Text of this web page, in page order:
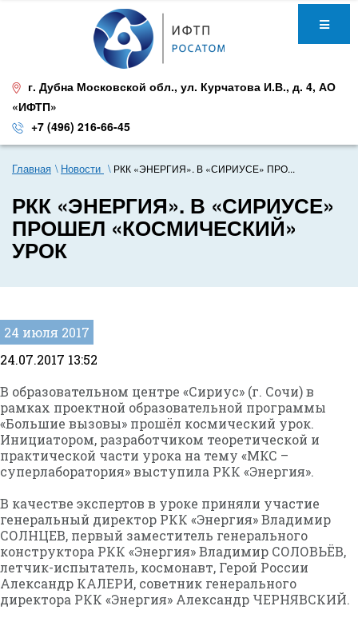
г. Дубна Московской обл., ул. Курчатова И.В., д. 4, АО
«ИФТП»
+7 (496) 216-66-45
Главная Новости РКК «ЭНЕРГИЯ». В «СИРИУСЕ» ПРО...
РКК «ЭНЕРГИЯ». В «СИРИУСЕ»
ПРОШЕЛ «КОСМИЧЕСКИЙ»
УРОК
24 июля 2017
24.07.2017 13:52
В образовательном центре «Сириус» (г. Сочи) в
рамках проектной образовательной программы
«Большие вызовы» прошёл космический урок.
Инициатором, разработчиком теоретической и
практической части урока на тему «МКС –
суперлаборатория» выступила РКК «Энергия».
В качестве экспертов в уроке приняли участие
генеральный директор РКК «Энергия» Владимир
СОЛНЦЕВ, первый заместитель генерального
конструктора РКК «Энергия» Владимир СОЛОВЬЁВ,
летчик-испытатель, космонавт, Герой России
Александр КАЛЕРИ, советник генерального
директора РКК «Энергия» Александр ЧЕРНЯВСКИЙ.